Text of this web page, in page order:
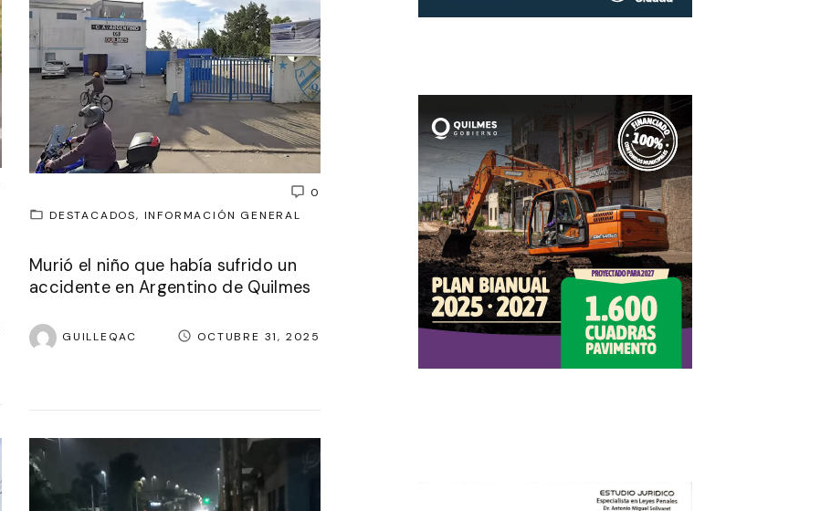
0
DESTACADOS
INFORMACIÓN GENERAL
Murió el niño que había sufrido un
accidente en Argentino de Quilmes
GUILLEQAC OCTUBRE 31, 2025